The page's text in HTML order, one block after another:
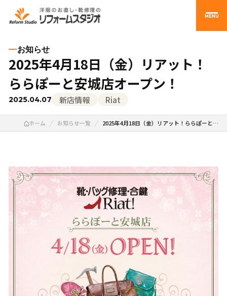
MENU
お知らせ
2025年4月18日（金）リアット！
ららぽーと安城店オープン！
2025.04.07 新店情報 Riat
ホーム お知らせ一覧 2025年4月18日（金）リアット！ららぽーと…